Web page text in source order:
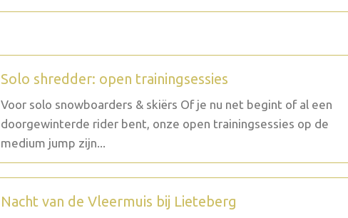
Solo shredder: open trainingsessies
Voor solo snowboarders & skiërs Of je nu net begint of al een
doorgewinterde rider bent, onze open trainingsessies op de
medium jump zijn...
Nacht van de Vleermuis bij Lieteberg